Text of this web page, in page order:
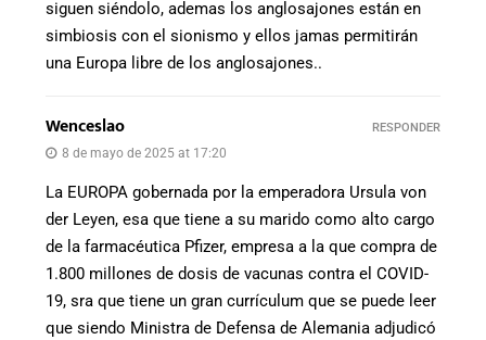
siguen siéndolo, ademas los anglosajones están en
simbiosis con el sionismo y ellos jamas permitirán
una Europa libre de los anglosajones..
Wenceslao
8 de mayo de 2025 at 17:20
La EUROPA gobernada por la emperadora Ursula von
der Leyen, esa que tiene a su marido como alto cargo
de la farmacéutica Pfizer, empresa a la que compra de
1.800 millones de dosis de vacunas contra el COVID-
19, sra que tiene un gran currículum que se puede leer
que siendo Ministra de Defensa de Alemania adjudicó
RESPONDER